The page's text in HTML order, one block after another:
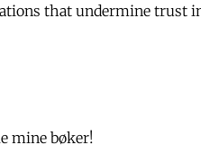
that undermine trust
mine bøker!